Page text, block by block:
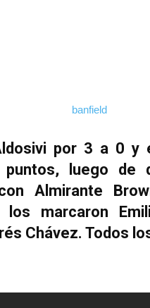
por 3 a 0 y
luego de
Almirante
marcaron
Chávez. Todos